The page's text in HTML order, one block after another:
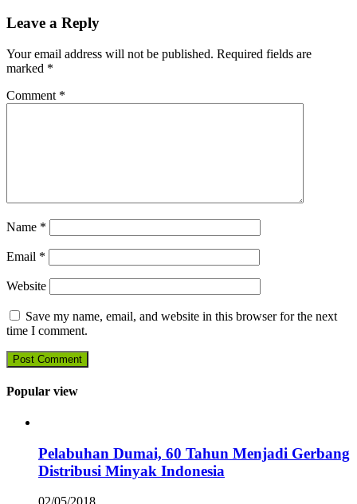
Leave a Reply
Your email address will not be published. Required fields are
marked *
Comment *
Name *
Email *
Website
Save my name, email, and website in this browser for the next
time I comment.
Popular view
Pelabuhan Dumai, 60 Tahun Menjadi Gerbang
Distribusi Minyak Indonesia